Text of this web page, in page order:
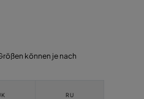
können je nach
RU